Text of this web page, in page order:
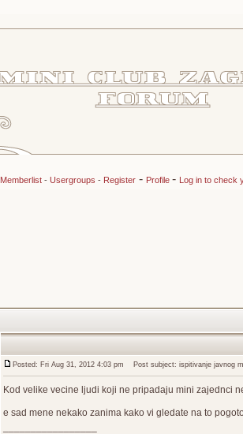
Memberlist- Usergroups - Register- Profile - Log in to check
Posted: Fri Aug 31, 2012 4:03 pm Post subject: ispitivanje javnog
Kod velike vecine ljudi koji ne pripadaju mini zajednci
e sad mene nekako zanima kako vi gledate na to